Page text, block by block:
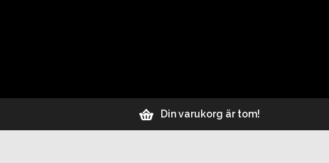
Din varukorg är tom!